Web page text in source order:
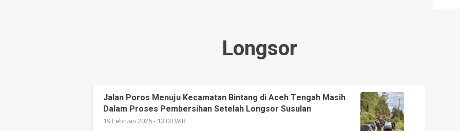
Longsor
Jalan Poros Menuju Kecamatan Bintang di Aceh Tengah Masih
Dalam Proses Pembersihan Setelah Longsor Susulan
19 Februari 2026 - 13:00 WIB